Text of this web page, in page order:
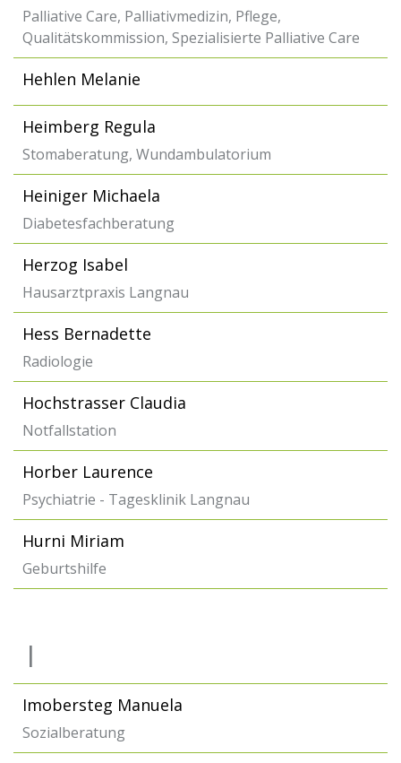
Palliative Care, Palliativmedizin, Pflege,
Qualitätskommission, Spezialisierte Palliative Care
Hehlen Melanie
Heimberg Regula
Stomaberatung, Wundambulatorium
Heiniger Michaela
Diabetesfachberatung
Herzog Isabel
Hausarztpraxis Langnau
Hess Bernadette
Radiologie
Hochstrasser Claudia
Notfallstation
Horber Laurence
Psychiatrie - Tagesklinik Langnau
Hurni Miriam
Geburtshilfe
I
Imobersteg Manuela
Sozialberatung